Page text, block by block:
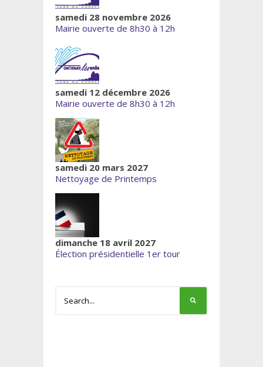
samedi 28 novembre 2026
Mairie ouverte de 8h30 à 12h
samedi 12 décembre 2026
Mairie ouverte de 8h30 à 12h
samedi 20 mars 2027
Nettoyage de Printemps
dimanche 18 avril 2027
Élection présidentielle 1er tour